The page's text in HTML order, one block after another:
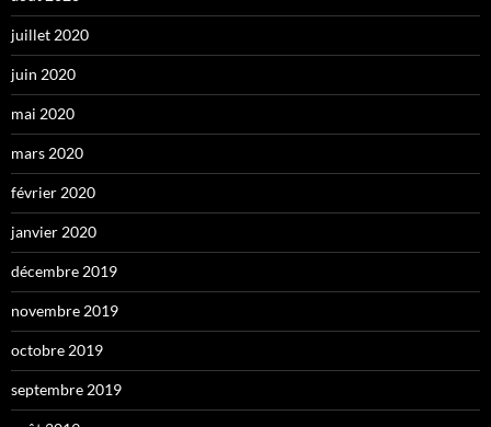
juillet 2020
juin 2020
mai 2020
mars 2020
février 2020
janvier 2020
décembre 2019
novembre 2019
octobre 2019
septembre 2019